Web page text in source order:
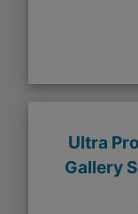
Ultra
Gallery